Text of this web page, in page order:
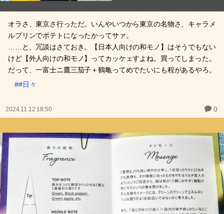
オラさ、東京さ行っただ。いんやいつから東京の名物さ、キャラメ
ルプリンでポテトになったかってサァ。
……と、冗談はさておき。【日本人向けの和モノ】はそうでもない
けど【外人向けの和モノ】ってカッケェすよね。買ってしまった。
だって、一富士ニ鷹三茄子＋鶴亀ってめでたいにも程があるやろ。
##日々
2024.11.12 18:50 0